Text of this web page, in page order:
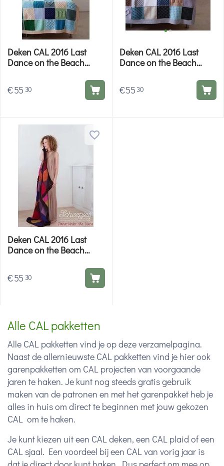
Alle CAL pakketten
Alle CAL pakketten vind je op deze verzamelpagina.
Naast de allernieuwste CAL pakketten vind je hier ook
garenpakketten om CAL projecten van voorgaande
jaren te haken. Je kunt nog steeds gratis gebruik
maken van de patronen en met het garenpakket heb je
alles in huis om direct te beginnen met jouw gekozen
CAL om te haken.
Je kunt kiezen uit een CAL deken, een CAL plaid of een
CAL sjaal. Een voordeel bij een CAL van vorig jaar is
Deken CAL 2016 Last
Dance on the Beach
€55 30
Deken CAL 2016 Last
Dance on the Beach
€55 30
Deken CAL 2016 Last
Dance on the Beach
€55 30